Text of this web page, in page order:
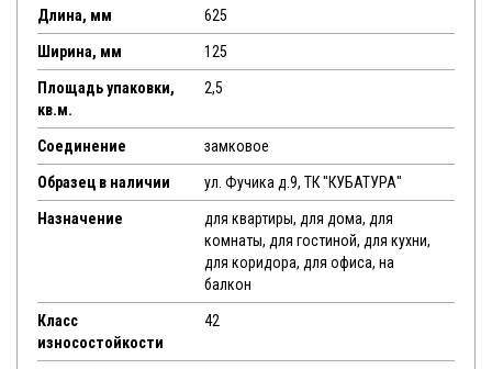
Длина, мм 625
Ширина, мм 125
Площадь упаковки,
кв.м.
2,5
Соединение замковое
Образец в наличии ул. Фучика д.9, ТК "КУБАТУРА"
Назначение
для квартиры, для дома, для
комнаты, для гостиной, для кухни,
для коридора, для офиса, на
балкон
Класс
износостойкости
42